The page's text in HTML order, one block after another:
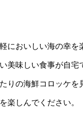
においしい海の幸
美味しい食事が自
りの海鮮コロッケ
楽しんでください。